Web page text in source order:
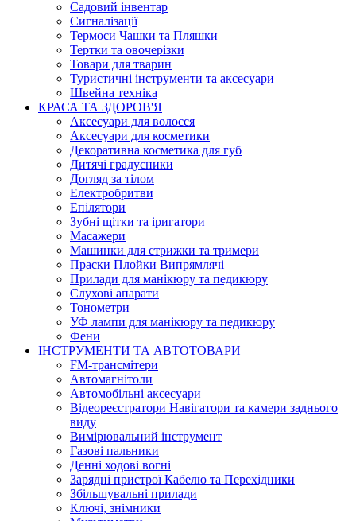
Садовий інвентар
Сигналізації
Термоси Чашки та Пляшки
Тертки та овочерізки
Товари для тварин
Туристичні інструменти та аксесуари
Швейна техніка
КРАСА ТА ЗДОРОВ'Я
Аксесуари для волосся
Аксесуари для косметики
Декоративна косметика для губ
Дитячі градусники
Догляд за тілом
Електробритви
Епілятори
Зубні щітки та іригатори
Масажери
Машинки для стрижки та тримери
Праски Плойки Випрямлячі
Прилади для манікюру та педикюру
Слухові апарати
Тонометри
УФ лампи для манікюру та педикюру
Фени
ІНСТРУМЕНТИ ТА АВТОТОВАРИ
FM-трансмітери
Автомагнітоли
Автомобільні аксесуари
Відеореєстратори Навігатори та камери заднього
виду
Вимірювальний інструмент
Газові пальники
Денні ходові вогні
Зарядні пристрої Кабелю та Перехідники
Збільшувальні прилади
Ключі, знімники